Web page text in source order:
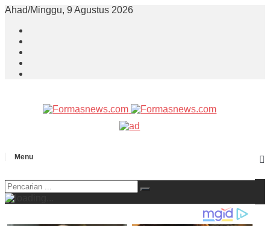
Ahad/Minggu, 9 Agustus 2026
Menu